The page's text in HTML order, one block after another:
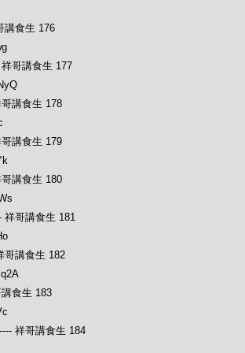
講食生 176
哥講食生 177
講食生 178
講食生 179
講食生 180
祥哥講食生 181
哥講食生 182
食生 183
祥哥講食生 184